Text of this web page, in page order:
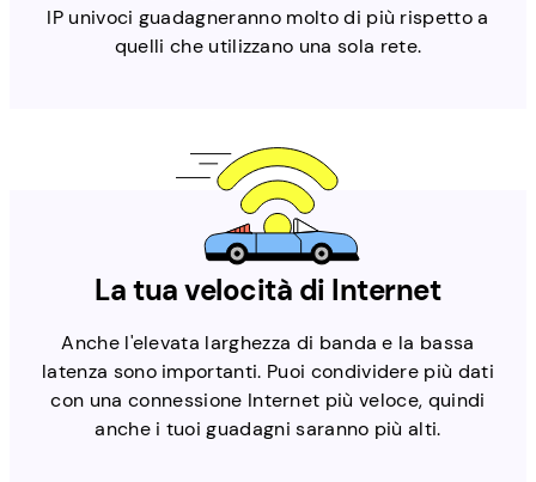
IP univoci guadagneranno molto di più rispetto a
quelli che utilizzano una sola rete.
La tua velocità di Internet
Anche l'elevata larghezza di banda e la bassa
latenza sono importanti. Puoi condividere più dati
con una connessione Internet più veloce, quindi
anche i tuoi guadagni saranno più alti.